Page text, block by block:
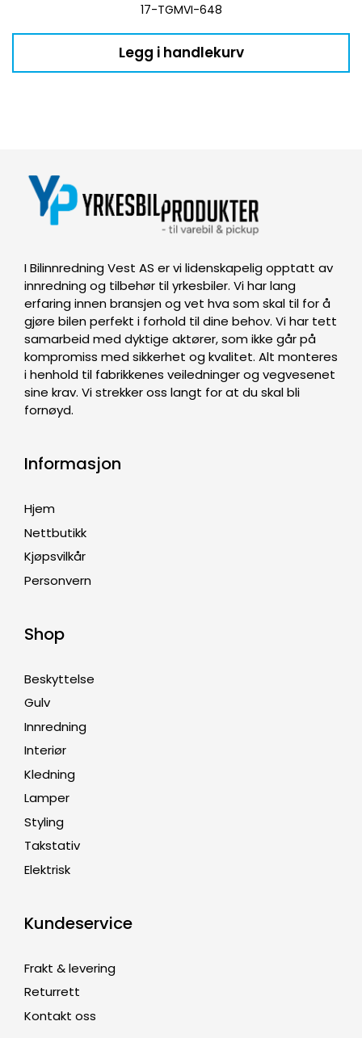
17-TGMVI-648
Legg i handlekurv
I Bilinnredning Vest AS er vi lidenskapelig opptatt av
innredning og tilbehør til yrkesbiler. Vi har lang
erfaring innen bransjen og vet hva som skal til for å
gjøre bilen perfekt i forhold til dine behov. Vi har tett
samarbeid med dyktige aktører, som ikke går på
kompromiss med sikkerhet og kvalitet. Alt monteres
i henhold til fabrikkenes veiledninger og vegvesenet
sine krav. Vi strekker oss langt for at du skal bli
fornøyd.
Informasjon
Hjem
Nettbutikk
Kjøpsvilkår
Personvern
Shop
Beskyttelse
Gulv
Innredning
Interiør
Kledning
Lamper
Styling
Takstativ
Elektrisk
Kundeservice
Frakt & levering
Returrett
Kontakt oss